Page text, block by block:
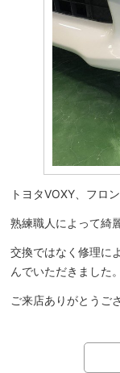
トヨタVOXY、フロ
熟練職人によって綺
交換ではなく修理に
んでいただきました。
ご来店ありがとうご